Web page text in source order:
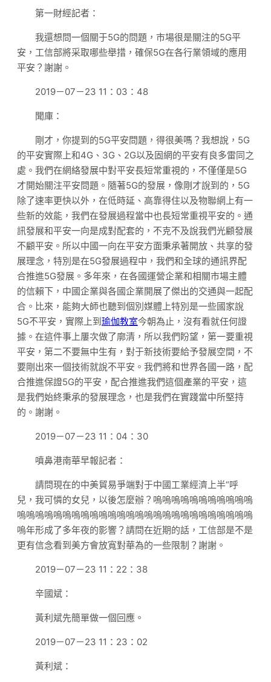
第一財經記者：
我還想問一個關于5G的問題，市場很是關注的5G平
安，工信部將采取哪些舉措，確保5G在各行業領域的應用
平安？謝謝。
2019－07－23 11：03：48
聞庫：
剛才，你提到的5G平安問題，得很美嗎？我想說，5G
的平安實際上和4G、3G、2G以及固網的平安有良多雷同之
處。我們在網絡發展中對平安長短常重視的，不僅僅是5G
才開始關注平安問題。隨著5G的發展，像剛才說到的，5G
除了速率更快以外，在低時延、高靠得住以及物聯網上有一
些新的效能，我們在發展過程當中也長短常重視平安的。通
訊發展和平安一向是成對配套的，不克不及說我們光顧發展
不顧平安。所以中國一向在平安方面秉承著開放、共享的發
展理念，特別是在5G發展過程中，我們和全球的通訊界配
合推進5G發展。多年來，在各國運營企業和相關市場主體
的信賴下，中國企業與各國企業開展了傑出的交通與一起配
合。比來，能夠大師也聽到個別媒體上特別是一些國家說
5G不平安，實際上到瑜伽教室今朝為止，沒有看就任何證
據。在這件事上屢次做了廓清，所以我們盼望，第一要重視
平安，第二不要無中生有，對于新技術要給予發展空間，不
要剛出來一個技術就說不平安。我們將和世界各國一路，配
合推進保證5G的平安，配合推進我們這個產業的平安，這
是我們始終秉承的發展理念，也是我們在實踐當中所堅持
的。謝謝。
2019－07－23 11：04：30
噴鼻港南華早報記者：
請問現在的中美貿易爭端對于中國工業經濟上半“呼
兒，我可憐的女兒，以後怎麼辦？嗚嗚嗚嗚嗚嗚嗚嗚嗚嗚嗚
嗚嗚嗚嗚嗚嗚嗚嗚嗚嗚嗚嗚嗚嗚嗚嗚嗚嗚嗚嗚嗚嗚嗚嗚嗚嗚
嗚年形成了多年夜的影響？請問在近期的話，工信部是不是
更有信念看到美方會放寬對華為的一些限制？謝謝。
2019－07－23 11：22：38
辛國斌：
黃利斌先簡單做一個回應。
2019－07－23 11：23：02
黃利斌：